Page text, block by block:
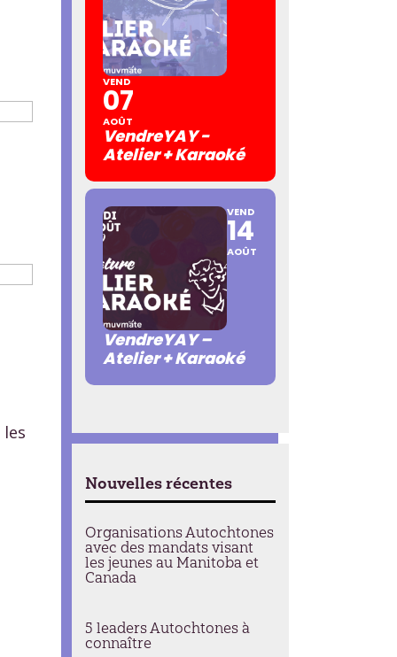
VEND
07
AOÛT
VendreYAY -
Atelier + Karaoké
VEND
14
AOÛT
VendreYAY –
Atelier + Karaoké
Nouvelles récentes
Organisations Autochtones
avec des mandats visant
les jeunes au Manitoba et
Canada
5 leaders Autochtones à
connaître